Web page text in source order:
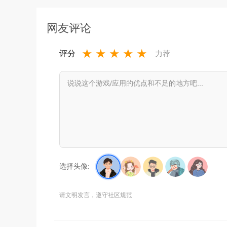
网友评论
评分 ★ ★ ★ ★ ★ 力荐
选择头像:
请文明发言，遵守社区规范